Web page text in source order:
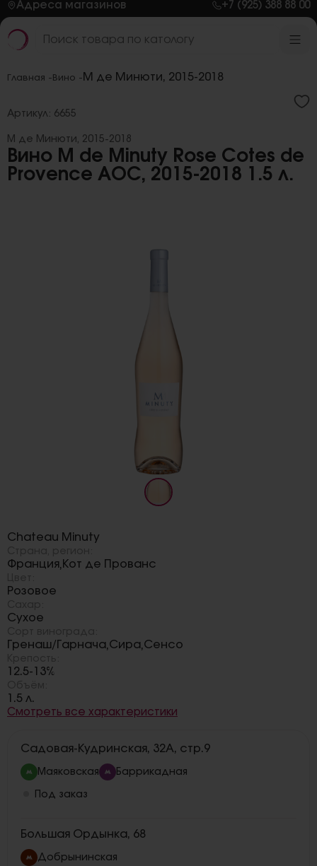
Адреса магазинов +7 (925) 388 88 00
Главная - Вино - М де Минюти, 2015-2018
Вино M de Minuty Rose Cotes de
Provence AOC, 2015-2018 1.5 л.
М де Минюти, 2015-2018
Артикул: 6655
Chateau Minuty
Франция, Кот де Прованс
Розовое
Сухое
Гренаш/Гарнача,Сира,Сенсо
12.5-13%
1.5 л.
Смотреть все характеристики
Садовая-Кудринская, 32А, стр.9
Маяковская Баррикадная
Под заказ
Большая Ордынка, 68
Добрынинская